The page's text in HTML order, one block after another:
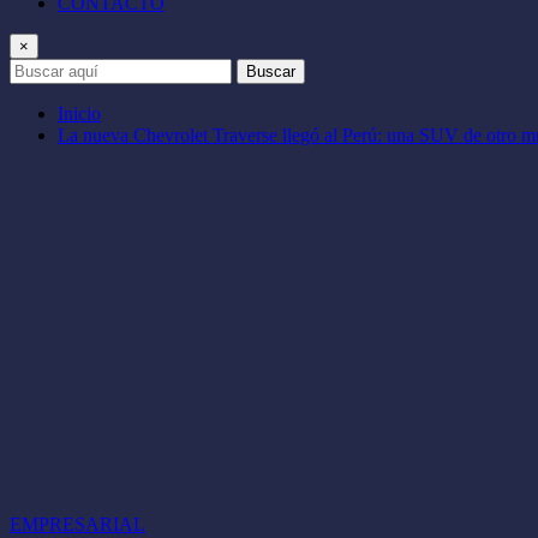
×
Buscar
Inicio
La nueva Chevrolet Traverse llegó al Perú: una SUV de otro
EMPRESARIAL